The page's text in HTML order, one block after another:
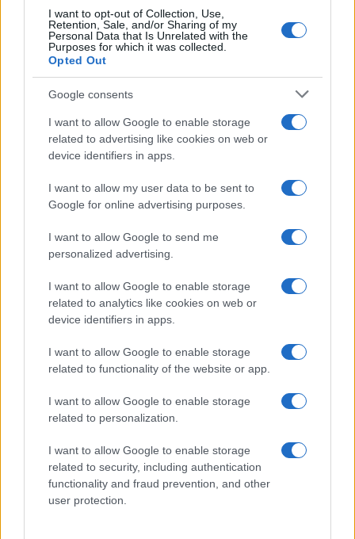
I want to opt-out of Collection, Use,
Retention, Sale, and/or Sharing of my
Personal Data that Is Unrelated with the
Purposes for which it was collected.
Opted Out
Google consents
I want to allow Google to enable storage
related to advertising like cookies on web or
device identifiers in apps.
I want to allow my user data to be sent to
Google for online advertising purposes.
I want to allow Google to send me
personalized advertising.
I want to allow Google to enable storage
related to analytics like cookies on web or
device identifiers in apps.
I want to allow Google to enable storage
related to functionality of the website or app.
I want to allow Google to enable storage
related to personalization.
I want to allow Google to enable storage
related to security, including authentication
functionality and fraud prevention, and other
user protection.